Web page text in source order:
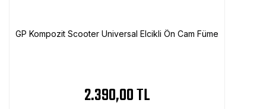
GP Kompozit Scooter Universal Elcikli Ön Cam Füme
2.390,00 TL